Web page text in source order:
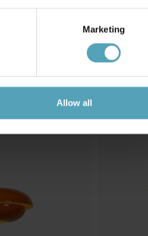
Marketing
Allow all